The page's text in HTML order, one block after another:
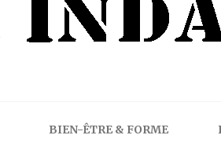
BIEN-ÊTRE & FORME